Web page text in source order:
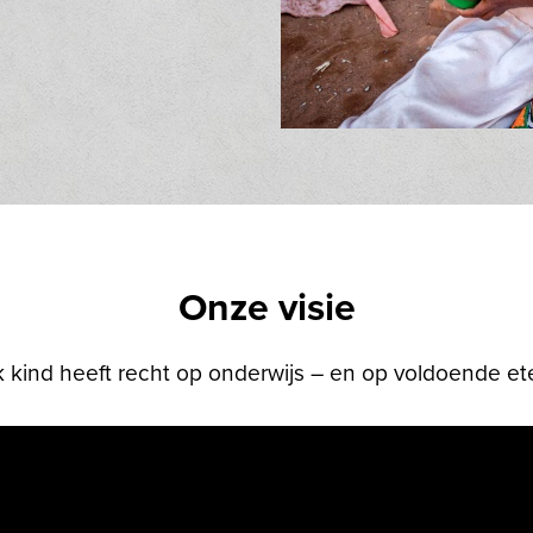
Onze visie
kind heeft recht op onderwijs – en op voldoende